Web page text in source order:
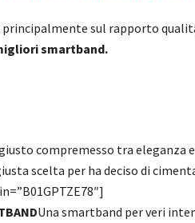
principalmente sul rapporto
smartband.
giusto compremesso tra eleganza
scelta per ha deciso di
Una smartband per veri